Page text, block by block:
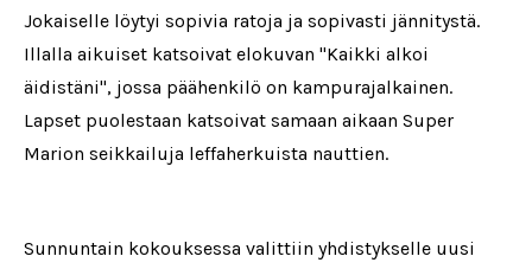
Jokaiselle löytyi sopivia ratoja ja sopivasti jännitystä.
Illalla aikuiset katsoivat elokuvan "Kaikki alkoi
äidistäni", jossa päähenkilö on kampurajalkainen.
Lapset puolestaan katsoivat samaan aikaan Super
Marion seikkailuja leffaherkuista nauttien.
Sunnuntain kokouksessa valittiin yhdistykselle uusi